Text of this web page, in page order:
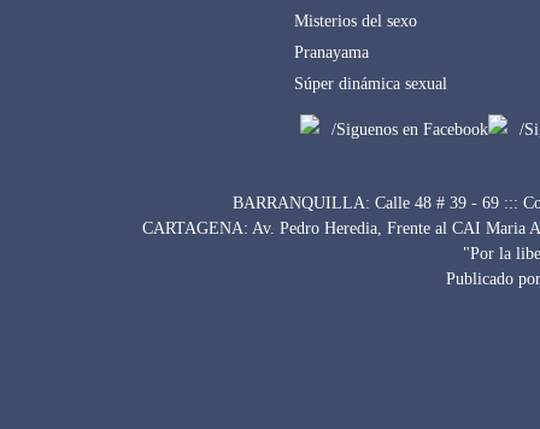
Misterios del sexo
Pranayama
Súper dinámica sexual
/Siguenos en Facebook /
BARRANQUILLA: Calle 48 # 39 - 69 :::
CARTAGENA: Av. Pedro Heredia, Frente al CAI Maria
"Por la
Publicado